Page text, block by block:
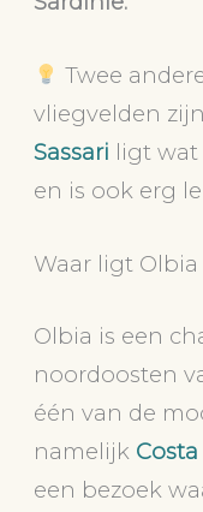
Twee
vliegvelden zijn
Sassari ligt
en is ook erg
Waar ligt
Olbia is een
noordoosten
één van de
namelijk
een bezoek